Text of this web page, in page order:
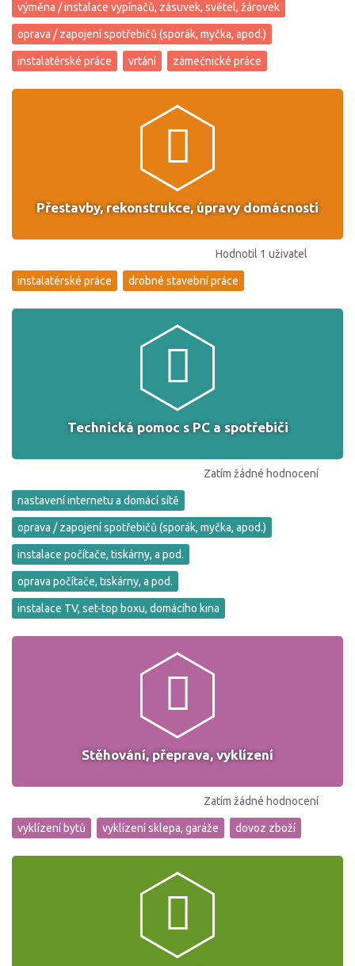
výměna / instalace vypínačů, zásuvek, světel, žárovek
oprava / zapojení spotřebičů (sporák, myčka, apod.)
instalatérské práce vrtání zámečnické práce
Přestavby, rekonstrukce, úpravy domácnosti
Hodnotil 1 uživatel
instalatérské práce drobné stavební práce
Technická pomoc s PC a spotřebiči
Zatím žádné hodnocení
nastavení internetu a domácí sítě
oprava / zapojení spotřebičů (sporák, myčka, apod.)
instalace počítače, tiskárny, a pod.
oprava počítače, tiskárny, a pod.
instalace TV, set-top boxu, domácího kina
Stěhování, přeprava, vyklízení
Zatím žádné hodnocení
vyklízení bytů vyklízení sklepa, garáže dovoz zboží